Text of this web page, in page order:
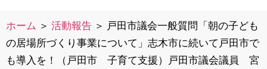
ホーム ＞ 活動報告 ＞ 戸田市議会一般質問「朝の子ども
の居場所づくり事業について」志木市に続いて戸田市で
も導入を！（戸田市 子育て支援）戸田市議会議員 宮